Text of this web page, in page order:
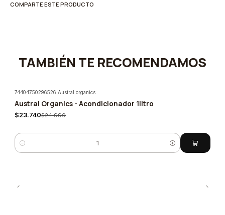
COMPARTE ESTE PRODUCTO
TAMBIÉN TE RECOMENDAMOS
-5%
74404750296526 |Austral organics
Austral Organics - Acondicionador 1litro
$23.740$24.990
Cantidad